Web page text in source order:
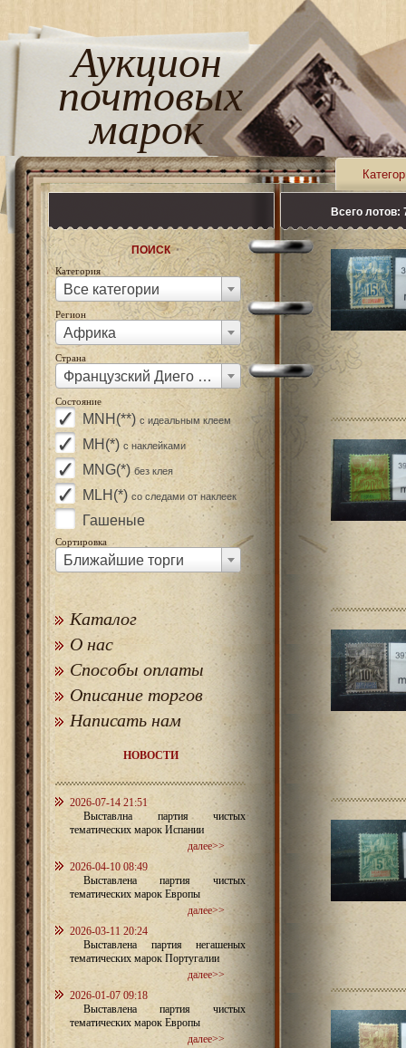
Аукцион
почтовых
марок
ПОИСК
Категория
Все категории
Регион
Африка
Страна
Французский Диего Сурез
Состояние
MNH(**) с идеальным клеем
MH(*) с наклейками
MNG(*) без клея
MLH(*) со следами от наклеек
Гашеные
Сортировка
Ближайшие торги
Каталог
О нас
Способы оплаты
Описание торгов
Написать нам
НОВОСТИ
2026-07-14 21:51
Выставлна партия чистых
тематических марок Испании
далее>>
2026-04-10 08:49
Выставлена партия чистых
тематических марок Европы
далее>>
2026-03-11 20:24
Выставлена партия негашеных
тематических марок Португалии
далее>>
2026-01-07 09:18
Выставлена партия чистых
тематических марок Европы
далее>>
Всего лотов: